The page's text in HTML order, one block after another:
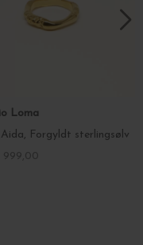
Loma
Aida, Forgyldt sterlingsølv